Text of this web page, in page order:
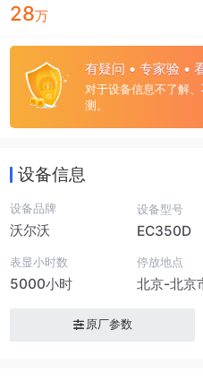
28万
有疑问 • 专家验 •
对于设备信息不了解
测。
设备信息
设备品牌
沃尔沃
设备型号
EC350D
表显小时数
5000小时
停放地点
北京-北京
原厂参数